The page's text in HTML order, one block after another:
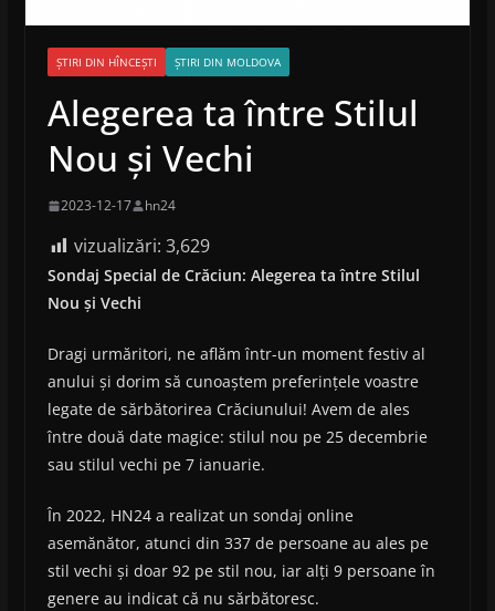
ȘTIRI DIN HÎNCEȘTI ȘTIRI DIN MOLDOVA
Alegerea ta între Stilul
Nou și Vechi
2023-12-17 hn24
vizualizări: 3,629
Sondaj Special de Crăciun: Alegerea ta între Stilul
Nou și Vechi
Dragi urmăritori, ne aflăm într-un moment festiv al
anului și dorim să cunoaștem preferințele voastre
legate de sărbătorirea Crăciunului! Avem de ales
între două date magice: stilul nou pe 25 decembrie
sau stilul vechi pe 7 ianuarie.
În 2022, HN24 a realizat un sondaj online
asemănător, atunci din 337 de persoane au ales pe
stil vechi și doar 92 pe stil nou, iar alți 9 persoane în
genere au indicat că nu sărbătoresc.